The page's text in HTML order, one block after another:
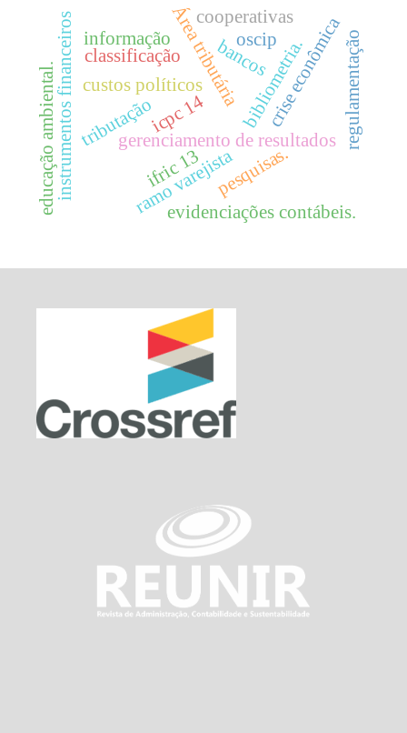
classificaçãoÁrea tributária
tributaçãogerenciamento de resultados
bibliometria.
bancoscrise econômicaregulamentação
instrumentos financeiros pesquisas.
oscip
ramo varejista
educação ambiental. custos políticos
evidenciações contábeis.
ifric 13
icpc 14
cooperativas
informação